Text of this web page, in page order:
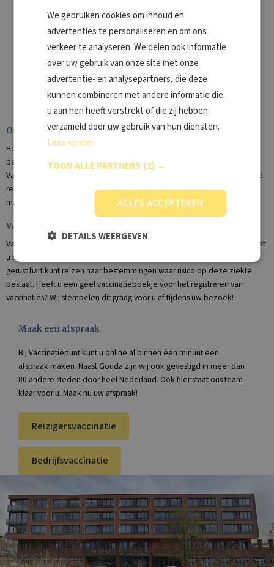
Hepatitis B
Rabiës
Japanse encefalitis
Meningokokken
Ook voor malariamiddelen
Het kan zijn dat u op uw reisbestemming risico loopt op malaria
besmetting. Ook voor malaria adviesen -middelen kunt u terecht bij
Vaccinatiepunt Gouda. Op basis van uw reisbestemming(en) kunnen onze
reisdeskundigen accuraat malaria advies geven en zo nodig preventieve
malariatabletten of genezende noodbehandeling uitschrijven.
Vaccineren tegen Gele Koorts
Vaccinatiepunt Gouda is een officiële gele koorts-locatie. Dit betekent dat
u hier terecht kunt voor vaccinaties tegen gele koorts, zodat u met een
gerust hart kunt reizen naar bestemmingen waar risico op deze ziekte
bestaat. Heeft u een geel vaccinatieboekje voor het registreren van
vaccinaties? Wij stempelen dit graag voor u af tijdens uw bezoek!
Maak een afspraak​
Bij Vaccinatiepunt kunt u online al binnen één minuut een
afspraak maken. Naast Gouda zijn wij ook gevestigd in meer dan
80 andere steden door heel Nederland. Ook hier staat ons team
klaar voor u. Maak nu uw afspraak!
Reizigersvaccinatie
Bedrijfsvaccinatie
We gebruiken cookies om inhoud en
advertenties te personaliseren en om ons
verkeer te analyseren. We delen ook informatie
over uw gebruik van onze site met onze
advertentie- en analysepartners, die deze
kunnen combineren met andere informatie die
u aan hen heeft verstrekt of die zij hebben
verzameld door uw gebruik van hun diensten.
Lees verder
TOON ALLE PARTNERS (2) →
ALLES ACCEPTEREN
DETAILS WEERGEVEN